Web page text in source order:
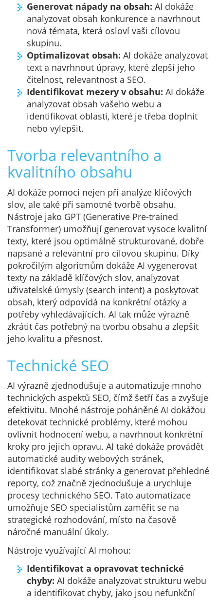
Generovat nápady na obsah: AI dokáže
analyzovat obsah konkurence a navrhnout
nová témata, která osloví vaši cílovou
skupinu.
Optimalizovat obsah: AI dokáže analyzovat
text a navrhnout úpravy, které zlepší jeho
čitelnost, relevantnost a SEO.
Identifikovat mezery v obsahu: AI dokáže
analyzovat obsah vašeho webu a
identifikovat oblasti, které je třeba doplnit
nebo vylepšit.
Tvorba relevantního a
kvalitního obsahu
AI dokáže pomoci nejen při analýze klíčových
slov, ale také při samotné tvorbě obsahu.
Nástroje jako GPT (Generative Pre-trained
Transformer) umožňují generovat vysoce kvalitní
texty, které jsou optimálně strukturované, dobře
napsané a relevantní pro cílovou skupinu. Díky
pokročilým algoritmům dokáže AI vygenerovat
texty na základě klíčových slov, analyzovat
uživatelské úmysly (search intent) a poskytovat
obsah, který odpovídá na konkrétní otázky a
potřeby vyhledávajících. AI tak může výrazně
zkrátit čas potřebný na tvorbu obsahu a zlepšit
jeho kvalitu a přesnost.
Technické SEO
AI výrazně zjednodušuje a automatizuje mnoho
technických aspektů SEO, čímž šetří čas a zvyšuje
efektivitu. Mnohé nástroje poháněné AI dokážou
detekovat technické problémy, které mohou
ovlivnit hodnocení webu, a navrhnout konkrétní
kroky pro jejich opravu. AI také dokáže provádět
automatické audity webových stránek,
identifikovat slabé stránky a generovat přehledné
reporty, což značně zjednodušuje a urychluje
procesy technického SEO. Tato automatizace
umožňuje SEO specialistům zaměřit se na
strategické rozhodování, místo na časově
náročné manuální úkoly.
Nástroje využívající AI mohou:
Identifikovat a opravovat technické
chyby: AI dokáže analyzovat strukturu webu
a identifikovat chyby, jako jsou nefunkční